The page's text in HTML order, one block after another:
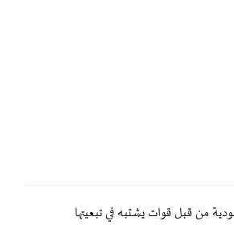
من قبل قوات يشتبه في تبعيتها